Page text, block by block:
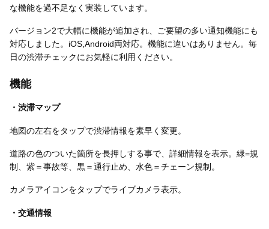
な機能を過不足なく実装しています。
バージョン2で大幅に機能が追加され、ご要望の多い通知機能にも
対応しました。iOS,Android両対応。機能に違いはありません。毎
日の渋滞チェックにお気軽に利用ください。
機能
・渋滞マップ
地図の左右をタップで渋滞情報を素早く変更。
道路の色のついた箇所を長押しする事で、詳細情報を表示。緑=規
制、紫＝事故等、黒＝通行止め、水色＝チェーン規制。
カメラアイコンをタップでライブカメラ表示。
・交通情報